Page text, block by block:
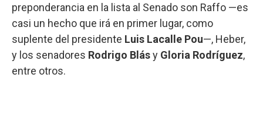
preponderancia en la lista al Senado son Raffo —es
casi un hecho que irá en primer lugar, como
suplente del presidente Luis Lacalle Pou—, Heber,
y los senadores Rodrigo Blásy Gloria Rodríguez,
entre otros.